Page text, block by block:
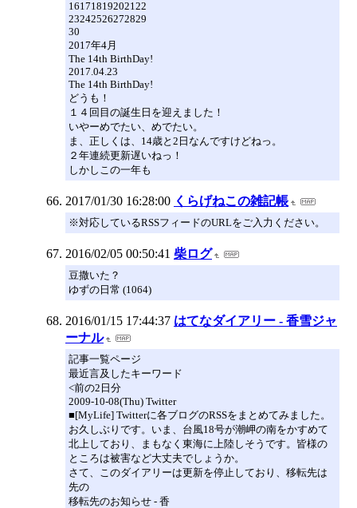
16171819202122
23242526272829
30
2017年4月
The 14th BirthDay!
2017.04.23
The 14th BirthDay!
どうも！
１４回目の誕生日を迎えました！
いやーめでたい、めでたい。
ま、正しくは、14歳と2日なんですけどねっ。
２年連続更新遅いねっ！
しかしこの一年も
2017/01/30 16:28:00 くらげねこの雑記帳
※対応しているRSSフィードのURLをご入力ください。
2016/02/05 00:50:41 柴ログ
豆撒いた？
ゆずの日常 (1064)
2016/01/15 17:44:37 はてなダイアリー - 香雪ジャ
ーナル
記事一覧ページ
最近言及したキーワード
<前の2日分
2009-10-08(Thu) Twitter
■[MyLife] Twitterに各ブログのRSSをまとめてみました。
お久しぶりです。いま、台風18号が潮岬の南をかすめて
北上しており、まもなく東海に上陸しそうです。皆様の
ところは被害など大丈夫でしょうか。
さて、このダイアリーは更新を停止しており、移転先は
先の
移転先のお知らせ - 香